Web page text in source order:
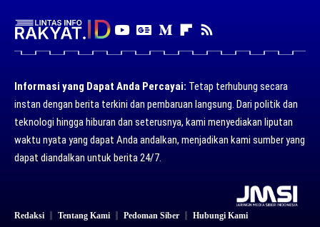
Informasi yang Dapat Anda Percayai: Tetap terhubung secara
instan dengan berita terkini dan pembaruan langsung. Dari politik dan
teknologi hingga hiburan dan seterusnya, kami menyediakan liputan
waktu nyata yang dapat Anda andalkan, menjadikan kami sumber yang
dapat diandalkan untuk berita 24/7.
Redaksi Tentang Kami Pedoman Siber Hubungi Kami